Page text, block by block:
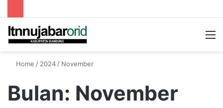
Home / 2024 / November
Bulan: November